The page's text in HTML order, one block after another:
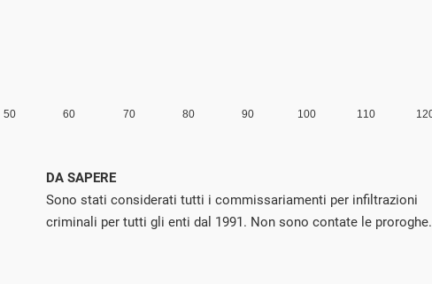
DA SAPERE
Sono stati considerati tutti i commissariamenti per infiltrazioni
criminali per tutti gli enti dal 1991. Non sono contate le proroghe.